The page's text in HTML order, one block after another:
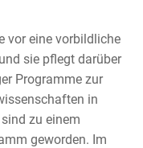
vor eine vorbildliche
sie pflegt darüber
Programme zur
in
zu einem
geworden. Im